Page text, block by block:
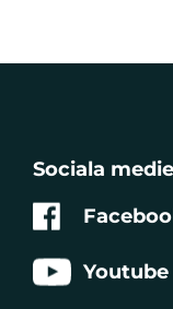
Sociala
Youtube